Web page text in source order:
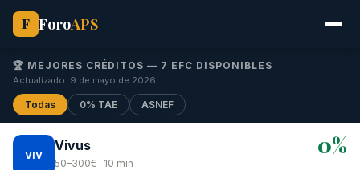
F ForoAPS
🏆 MEJORES CRÉDITOS — 7 EFC DISPONIBLES
Actualizado: 9 de mayo de 2026
Todas 0% TAE ASNEF
VIV
Vivus
50–300€ · 10 min
0%